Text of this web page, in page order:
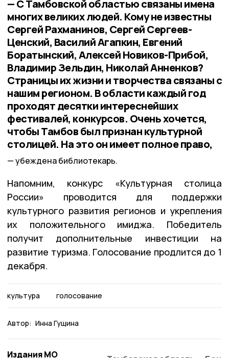
— С Тамбовской областью связаны имена
многих великих людей. Кому не известны
Сергей Рахманинов, Сергей Сергеев-
Ценский, Василий Агапкин, Евгений
Боратынский, Алексей Новиков-Прибой,
Владимир Зельдин, Николай Анненков?
Страницы их жизни и творчества связаны с
нашим регионом. В области каждый год
проходят десятки интереснейших
фестивалей, конкурсов. Очень хочется,
чтобы Тамбов был признан культурной
столицей. На это он имеет полное право,
убеждена библиотекарь.
Напомним, конкурс «Культурная столица
России» проводится для поддержки
культурного развития регионов и укрепления
их положительного имиджа. Победитель
получит дополнительные инвестиции на
развитие туризма. Голосование продлится до 1
декабря.
культура голосование
Автор: Инна Гущина
Издания МО